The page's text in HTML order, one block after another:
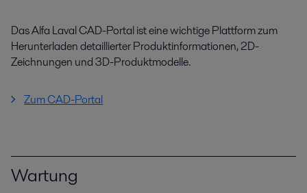
Das Alfa Laval CAD-Portal ist eine wichtige Plattform zum
Herunterladen detaillierter Produktinformationen, 2D-
Zeichnungen und 3D-Produktmodelle.
Zum CAD-Portal
Wartung